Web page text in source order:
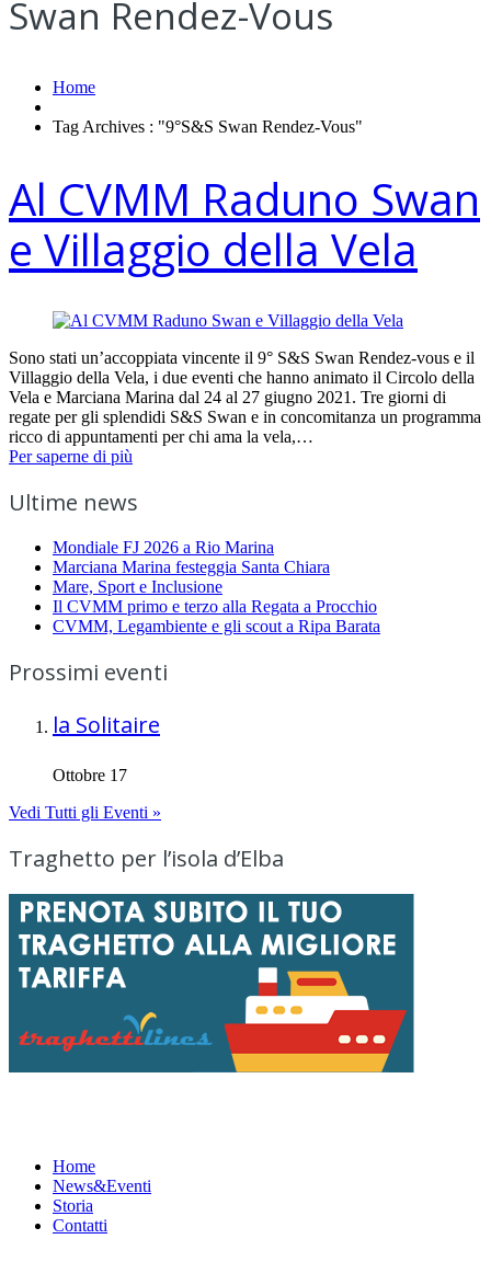
Swan Rendez-Vous
Home
Tag Archives : "9°S&S Swan Rendez-Vous"
Al CVMM Raduno Swan
e Villaggio della Vela
Sono stati un’accoppiata vincente il 9° S&S Swan Rendez-vous e il
Villaggio della Vela, i due eventi che hanno animato il Circolo della
Vela e Marciana Marina dal 24 al 27 giugno 2021. Tre giorni di
regate per gli splendidi S&S Swan e in concomitanza un programma
ricco di appuntamenti per chi ama la vela,…
Per saperne di più
Ultime news
Mondiale FJ 2026 a Rio Marina
Marciana Marina festeggia Santa Chiara
Mare, Sport e Inclusione
Il CVMM primo e terzo alla Regata a Procchio
CVMM, Legambiente e gli scout a Ripa Barata
Prossimi eventi
la Solitaire
Ottobre 17
Vedi Tutti gli Eventi »
Traghetto per l’isola d’Elba
Home
News&Eventi
Storia
Contatti